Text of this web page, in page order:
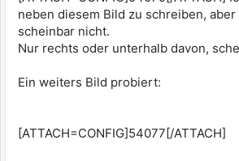
neben diesem Bild zu schreiben, aber
scheinbar nicht.
Nur rechts oder unterhalb davon,
Ein weiters Bild probiert:
[ATTACH=CONFIG]54077[/ATTACH]